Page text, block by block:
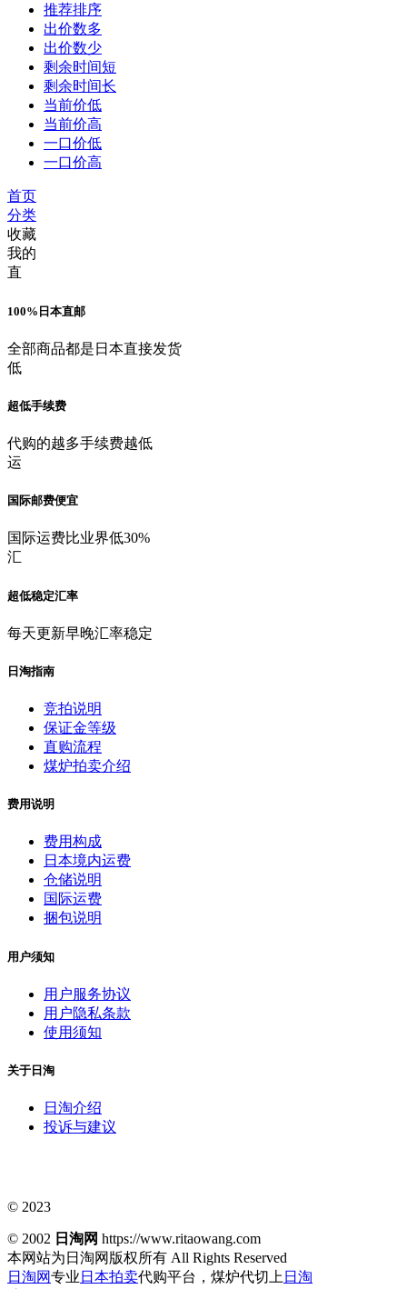
推荐排序
出价数多
出价数少
剩余时间短
剩余时间长
当前价低
当前价高
一口价低
一口价高
首页
分类
收藏
我的
直
100%日本直邮
全部商品都是日本直接发货
低
超低手续费
代购的越多手续费越低
运
国际邮费便宜
国际运费比业界低30%
汇
超低稳定汇率
每天更新早晚汇率稳定
日淘指南
竞拍说明
保证金等级
直购流程
煤炉拍卖介绍
费用说明
费用构成
日本境内运费
仓储说明
国际运费
捆包说明
用户须知
用户服务协议
用户隐私条款
使用须知
关于日淘
日淘介绍
投诉与建议
© 2023
© 2002 日淘网 https://www.ritaowang.com
本网站为日淘网版权所有 All Rights Reserved
日淘网专业 日本拍卖代购平台，煤炉代切上 日淘